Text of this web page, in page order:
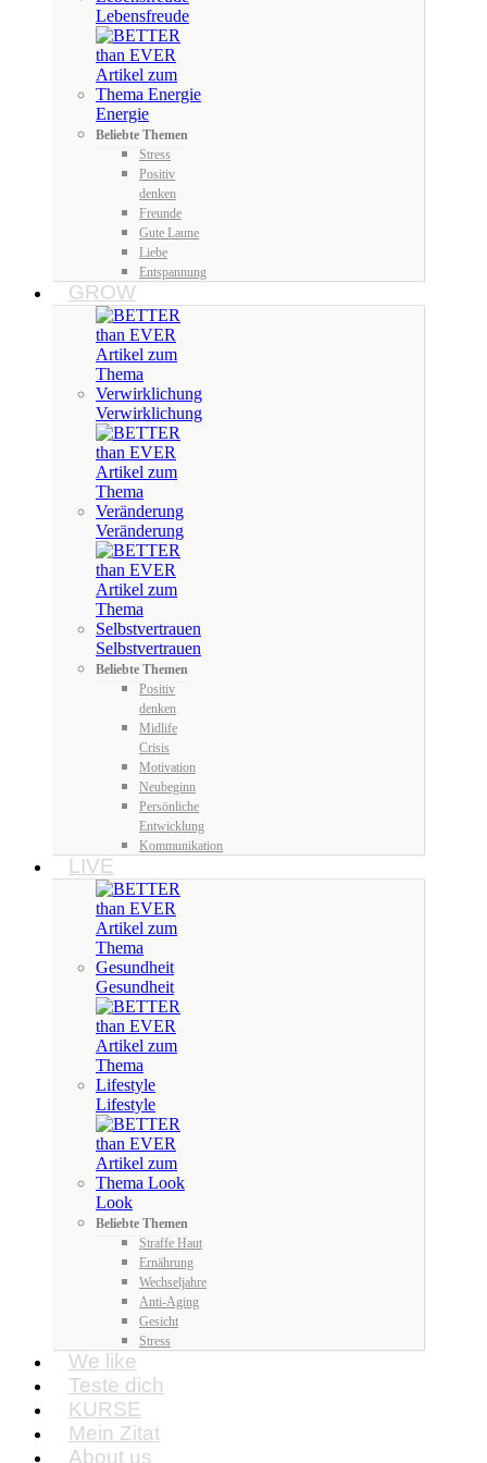
Lebensfreude
Energie
Beliebte Themen
Stress
Positiv
denken
Freunde
Gute Laune
Liebe
Entspannung
GROW
Verwirklichung
Veränderung
Selbstvertrauen
Beliebte Themen
Positiv
denken
Midlife
Crisis
Motivation
Neubeginn
Persönliche
Entwicklung
Kommunikation
LIVE
Gesundheit
Lifestyle
Look
Beliebte Themen
Straffe Haut
Ernährung
Wechseljahre
Anti-Aging
Gesicht
Stress
We like
Teste dich
KURSE
Mein Zitat
About us